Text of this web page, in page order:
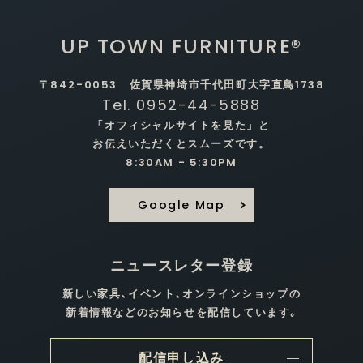
UP TOWN FURNITURE®
〒842-0053 佐賀県神埼市千代田町大字直鳥1738
Tel. 0952-44-5888
「オフィシャルサイトを見た」と
お伝えいただくとスムーズです。
8:30AM - 5:30PM
Google Map
ニュースレター登録
新しい家具､イベント､オンラインショップの
新着情報などのお知らせを配信しています｡
配信申し込み